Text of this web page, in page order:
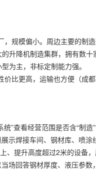
规模偏小。周边主要的制造
升降机制造集群，拥有数十
为主，非标定制能力强。
比更高，运输也方便（成
”查看经营范围是否含“制造
示焊接车间、钢材库、喷涂
、提升高度超过2米的设备，
场回答钢材厚度、液压参数